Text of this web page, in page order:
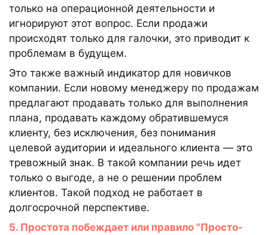
только на операционной деятельности и
игнорируют этот вопрос. Если продажи
происходят только для галочки, это приводит к
проблемам в будущем.
Это также важный индикатор для новичков
компании. Если новому менеджеру по продажам
предлагают продавать только для выполнения
плана, продавать каждому обратившемуся
клиенту, без исключения, без понимания
целевой аудитории и идеального клиента — это
тревожный знак. В такой компании речь идет
только о выгоде, а не о решении проблем
клиентов. Такой подход не работает в
долгосрочной перспективе.
5. Простота побеждает или правило "Просто-